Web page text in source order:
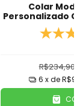
Colar
Personalizado
Coração Com
De
R$234,90
6 x de